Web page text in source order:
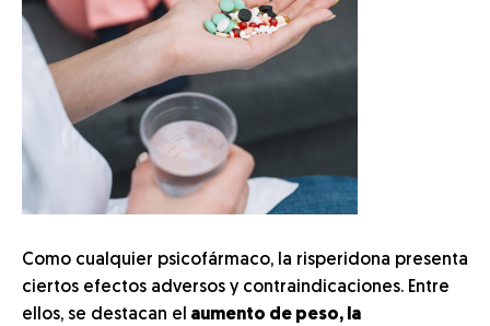
Como cualquier psicofármaco, la risperidona presenta
ciertos efectos adversos y contraindicaciones. Entre
ellos, se destacan el aumento de peso, la